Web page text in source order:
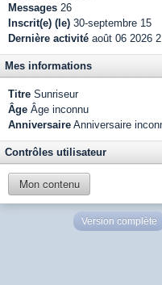
Messages 26
Inscrit(e) (le) 30-septembre 15
Dernière activité août 06 2026
Mes informations
Titre Sunriseur
Âge Âge inconnu
Anniversaire Anniversaire
Contrôles utilisateur
Mon contenu
Version complète